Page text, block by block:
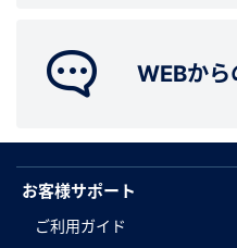
WEBから
お客様サポート
ご利用ガイド